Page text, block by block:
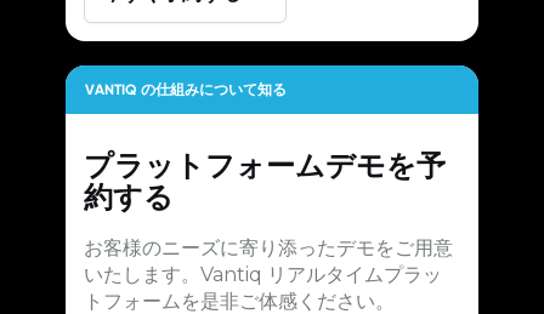
VANTIQ の仕組みについて知る
プラットフォームデモを予
約する
お客様のニーズに寄り添ったデモをご用意
いたします。Vantiq リアルタイムプラッ
トフォームを是非ご体感ください。